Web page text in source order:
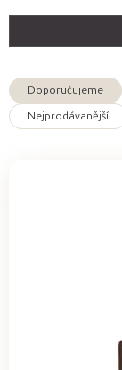
Ř
a
Doporučujeme
Nejprodávanější
ý
p
i